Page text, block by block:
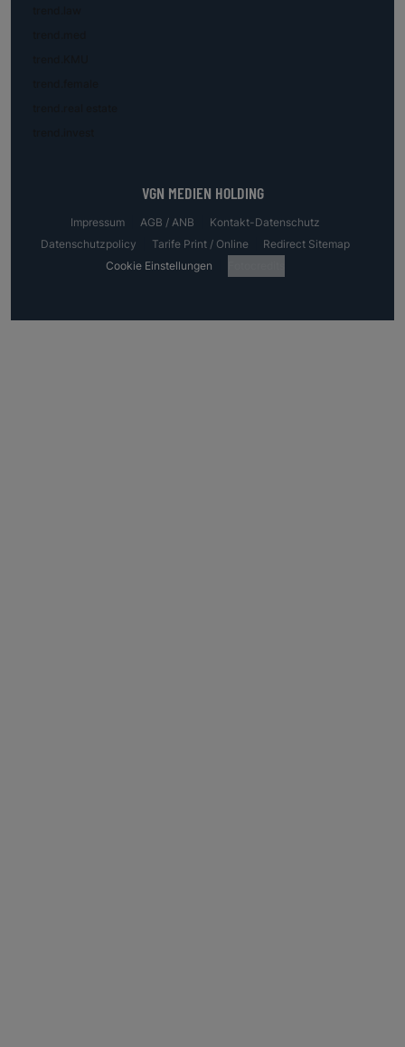
VGN MEDIEN HOLDING
Impressum AGB / ANB
Kontakt-Datenschutz
Datenschutzpolicy
Tarife Print / Online
Redirect Sitemap
Cookie Einstellungen